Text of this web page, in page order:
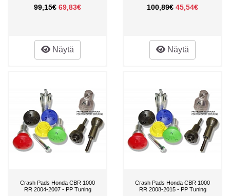
99,15€ 69,83€
Näytä
100,89€ 45,54€
Näytä
Crash Pads Honda CBR 1000
RR 2004-2007 - PP Tuning
Crash Pads Honda CBR 1000
RR 2008-2015 - PP Tuning